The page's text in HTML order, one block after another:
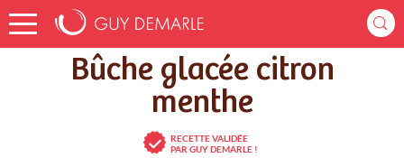
Accueil Recettes Bûche glacée citron menthe
Bûche glacée citron
menthe
RECETTE VALIDÉE
PAR GUY DEMARLE !